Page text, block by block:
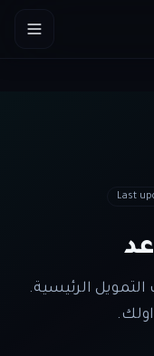
Last
الرئيسية.